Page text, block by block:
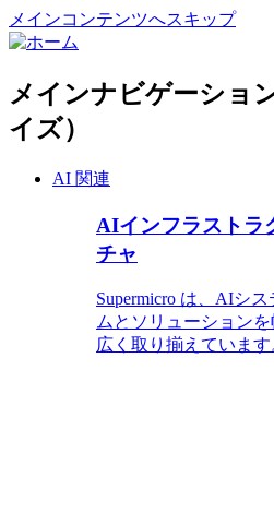
メインコンテンツへスキップ
メインナビゲーショ
イズ）
AI 関連
AIインフラストラ
チャ
Supermicro は、AIシス
ムとソリューションを
広く取り揃えています